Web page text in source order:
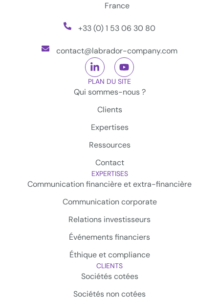
France
+33 (0) 1 53 06 30 80
contact@labrador-company.com
PLAN DU SITE
Qui sommes-nous ?
Clients
Expertises
Ressources
Contact
EXPERTISES
Communication financière et extra-financière
Communication corporate
Relations investisseurs
Événements financiers
Éthique et compliance
CLIENTS
Sociétés cotées
Sociétés non cotées